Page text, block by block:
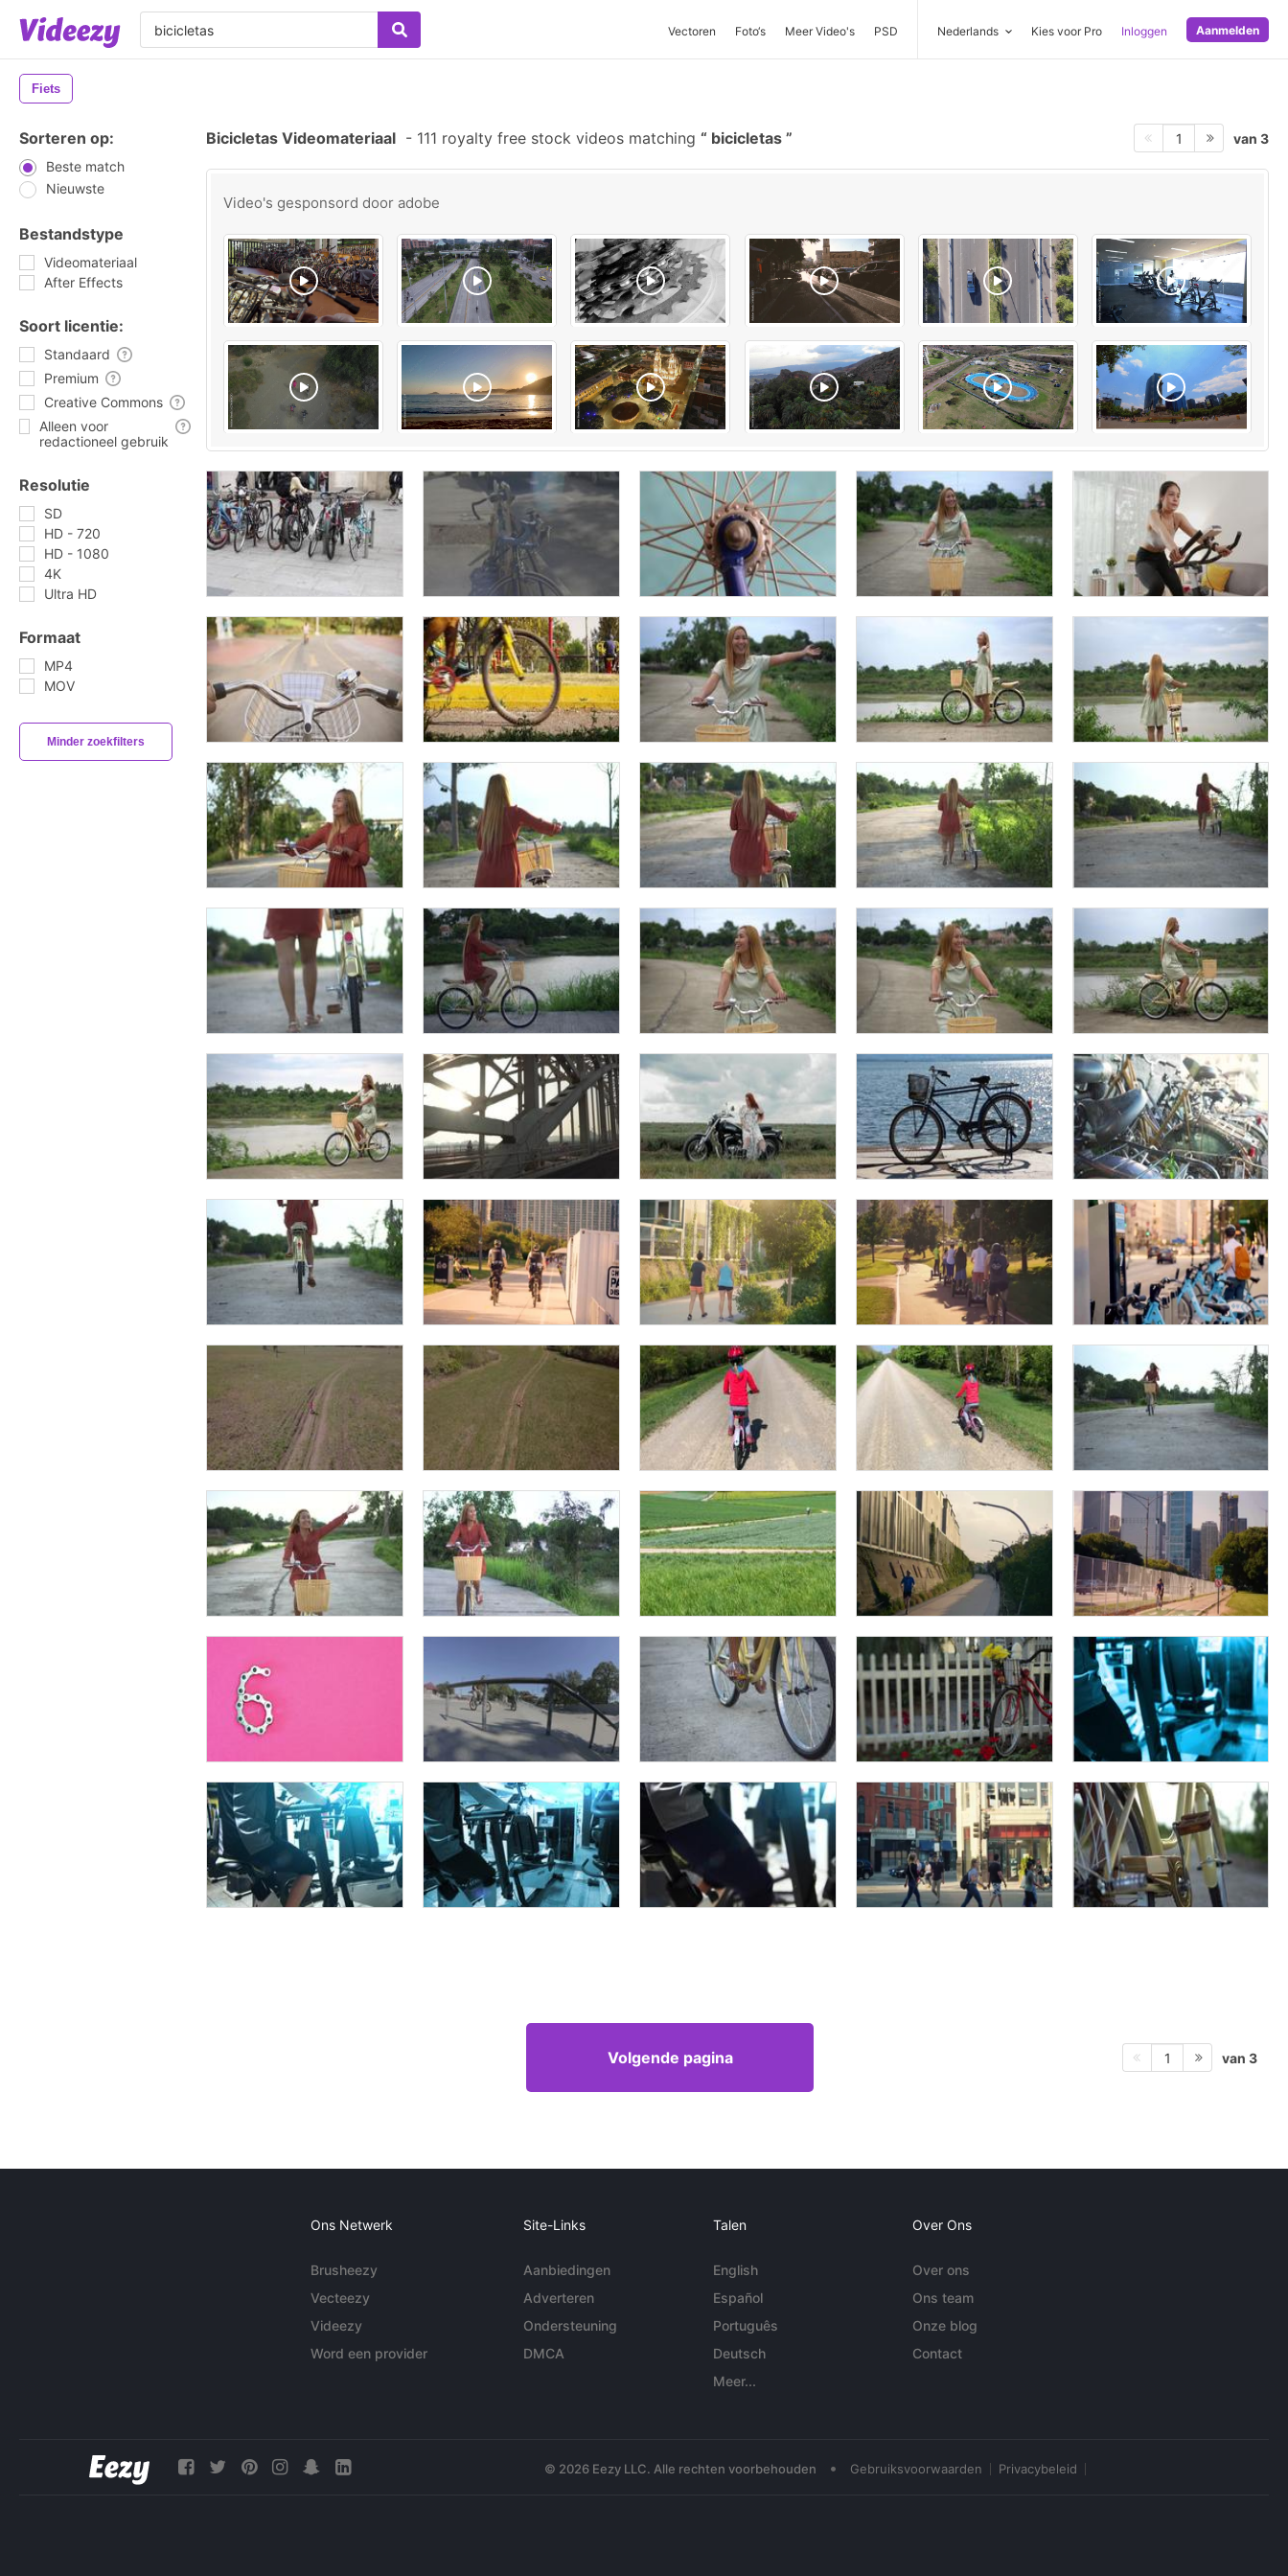
Vectoren Foto‘s Meer Video's PSD Nederlands Kies voor Pro Inloggen Aanmelden
Fiets
Sorteren op:
Beste match
Nieuwste
Bestandstype
Videomateriaal
After Effects
Soort licentie:
Standaard
Premium
Creative Commons
Alleen voor
redactioneel gebruik
Resolutie
SD
HD - 720
HD - 1080
4K
Ultra HD
Formaat
MP4
MOV
Minder zoekfilters
Bicicletas Videomateriaal - 111 royalty free stock videos matching bicicletas 1 van 3
Video's gesponsord door adobe
Volgende pagina 1 van 3
Ons Netwerk
Brusheezy
Vecteezy
Videezy
Word een provider
Site-Links
Aanbiedingen
Adverteren
Ondersteuning
DMCA
Talen
English
Español
Português
Deutsch
Meer...
Over Ons
Over ons
Ons team
Onze blog
Contact
© 2026 Eezy LLC. Alle rechten voorbehouden • Gebruiksvoorwaarden Privacybeleid